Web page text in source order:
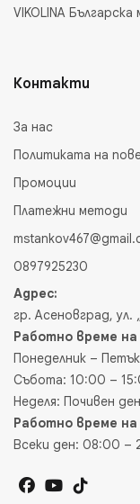
VIKOLINA
Контакти
За нас
Политиката на
Промоции
Платежни методи
0897925230
Адрес:
гр. Асеновград, ул.
Работно време на
Понеделник –
Събота: 10:00 –
Неделя: Почивен ден
Работно време на
Всеки ден: 08:00 –